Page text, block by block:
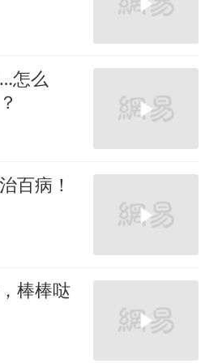
怎么
百病！
棒棒哒